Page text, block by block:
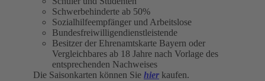
Schwerbehinderte ab 50%
Sozialhilfeempfänger und Arbeitslose
Bundesfreiwilligendienstleistende
Besitzer der Ehrenamtskarte Bayern oder
Vergleichbares ab 18 Jahre nach Vorlage des
entsprechenden Nachweises
Die Saisonkarten können Sie hier kaufen.